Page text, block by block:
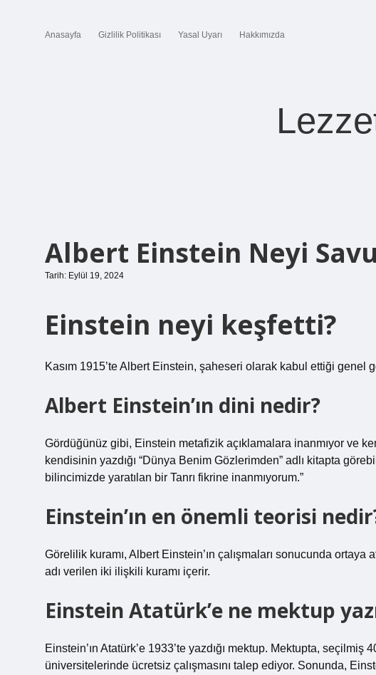
Anasayfa Gizlilik Politikası Yasal Uyarı Hakkımızda
Albert Einstein Neyi
Tarih: Eylül 19, 2024
Einstein neyi keşfetti?
Kasım 1915’te Albert Einstein, şaheseri olarak kabul ettiği genel
Albert Einstein’ın dini nedir?
Gördüğünüz gibi, Einstein metafizik açıklamalara inanmıyor ve
kendisinin yazdığı “Dünya Benim Gözlerimden” adlı kitapta
bilincimizde yaratılan bir Tanrı fikrine inanmıyorum.”
Einstein’ın en önemli teorisi
Görelilik kuramı, Albert Einstein’ın çalışmaları sonucunda
adı verilen iki ilişkili kuramı içerir.
Einstein Atatürk’e ne mektup
Einstein’ın Atatürk’e 1933’te yazdığı mektup. Mektupta,
üniversitelerinde ücretsiz çalışmasını talep ediyor. Sonunda,